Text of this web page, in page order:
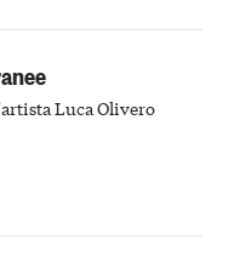
Luca Olivero